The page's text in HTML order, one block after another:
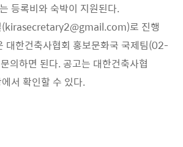
등록비와 숙박이 지원된다.
(kirasecretary2@gmail.com)로 진행
대한건축사협회 홍보문화국 국제팀(02-
하면 된다. 공고는 대한건축사협
서 확인할 수 있다.